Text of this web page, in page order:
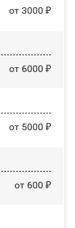
от 3000 ₽
от 6000 ₽
от 5000 ₽
от 600 ₽